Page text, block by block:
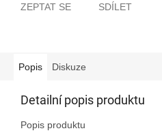
ZEPTAT SE SDÍLET
Popis Diskuze
Detailní popis produktu
Popis produktu